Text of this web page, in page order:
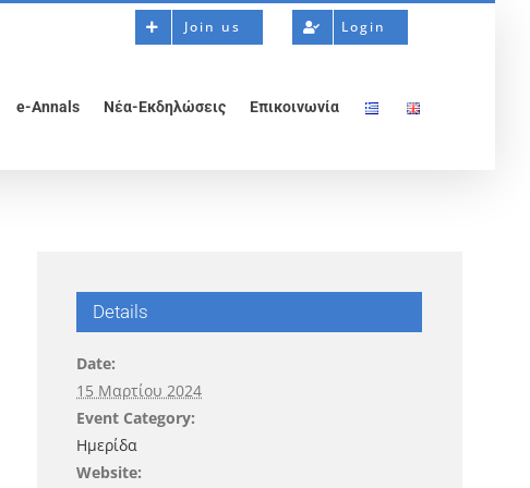
Join us Login
e-Annals Νέα-Εκδηλώσεις Επικοινωνία
Details
Date:
15 Μαρτίου 2024
Event Category:
Ημερίδα
Website: